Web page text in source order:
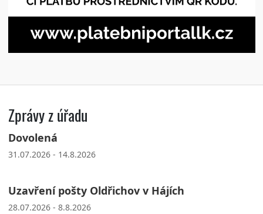
Zprávy z úřadu
Dovolená
31.07.2026 - 14.8.2026
Uzavření pošty Oldřichov v Hájích
28.07.2026 - 8.8.2026